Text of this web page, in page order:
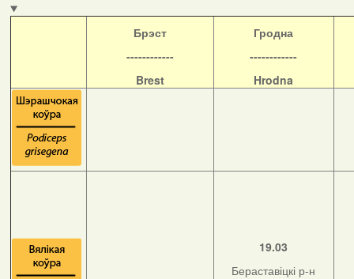
Брэст
------------
Brest
Гродна
------------
Hrodna
19.03
Бераставіцкі р-н